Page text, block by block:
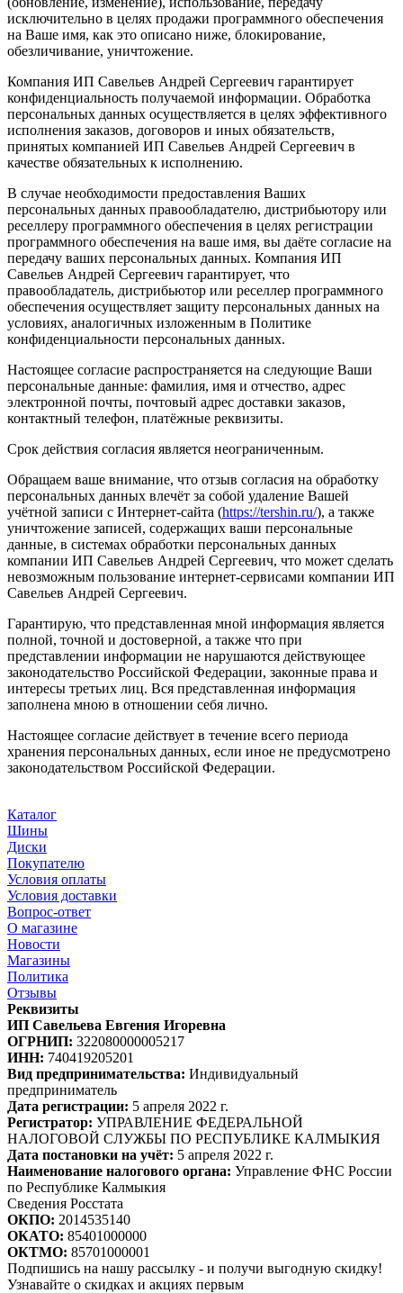
исключительно в целях продажи программного обеспечения
на Ваше имя, как это описано ниже, блокирование,
обезличивание, уничтожение.
Компания ИП Савельев Андрей Сергеевич гарантирует
конфиденциальность получаемой информации. Обработка
персональных данных осуществляется в целях эффективного
исполнения заказов, договоров и иных обязательств,
принятых компанией ИП Савельев Андрей Сергеевич в
качестве обязательных к исполнению.
В случае необходимости предоставления Ваших
персональных данных правообладателю, дистрибьютору или
реселлеру программного обеспечения в целях регистрации
программного обеспечения на ваше имя, вы даёте согласие на
передачу ваших персональных данных. Компания ИП
Савельев Андрей Сергеевич гарантирует, что
правообладатель, дистрибьютор или реселлер программного
обеспечения осуществляет защиту персональных данных на
условиях, аналогичных изложенным в Политике
конфиденциальности персональных данных.
Настоящее согласие распространяется на следующие Ваши
персональные данные: фамилия, имя и отчество, адрес
электронной почты, почтовый адрес доставки заказов,
контактный телефон, платёжные реквизиты.
Срок действия согласия является неограниченным.
Обращаем ваше внимание, что отзыв согласия на обработку
персональных данных влечёт за собой удаление Вашей
учётной записи с Интернет-сайта (https://tershin.ru/), а также
уничтожение записей, содержащих ваши персональные
данные, в системах обработки персональных данных
компании ИП Савельев Андрей Сергеевич, что может сделать
невозможным пользование интернет-сервисами компании ИП
Савельев Андрей Сергеевич.
Гарантирую, что представленная мной информация является
полной, точной и достоверной, а также что при
представлении информации не нарушаются действующее
законодательство Российской Федерации, законные права и
интересы третьих лиц. Вся представленная информация
заполнена мною в отношении себя лично.
Настоящее согласие действует в течение всего периода
хранения персональных данных, если иное не предусмотрено
законодательством Российской Федерации.
Каталог
Шины
Диски
Покупателю
Условия оплаты
Условия доставки
Вопрос-ответ
О магазине
Новости
Магазины
Политика
Отзывы
Реквизиты
ИП Савельева Евгения Игоревна
ОГРНИП: 322080000005217
ИНН: 740419205201
Вид предпринимательства: Индивидуальный
предприниматель
Дата регистрации: 5 апреля 2022 г.
Регистратор: УПРАВЛЕНИЕ ФЕДЕРАЛЬНОЙ
НАЛОГОВОЙ СЛУЖБЫ ПО РЕСПУБЛИКЕ КАЛМЫКИЯ
Дата постановки на учёт: 5 апреля 2022 г.
Наименование налогового органа: Управление ФНС России
по Республике Калмыкия
Сведения Росстата
ОКПО: 2014535140
ОКАТО: 85401000000
ОКТМО: 85701000001
Подпишись на нашу рассылку - и получи выгодную скидку!
Узнавайте о скидках и акциях первым